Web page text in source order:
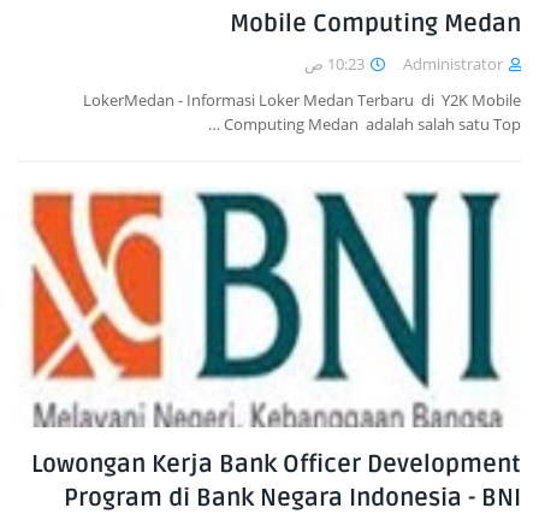
Mobile Computing Medan
Administrator
10:23 ص
LokerMedan - Informasi Loker Medan Terbaru di Y2K Mobile
Computing Medan adalah salah satu Top …
Lowongan Kerja Bank Officer Development
Program di Bank Negara Indonesia - BNI